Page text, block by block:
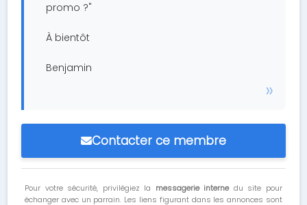
promo ?"
À bientôt
Benjamin
Contacter ce membre
Pour votre sécurité, privilégiez la messagerie internedu site pour
échanger avec un parrain. Les liens figurant dans les annonces sont